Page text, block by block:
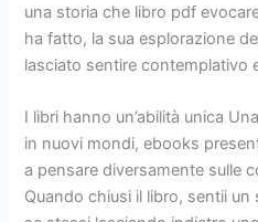
una storia che libro pdf
ha fatto, la sua esplorazione
lasciato sentire contemplativo
I libri hanno un’abilità unica
in nuovi mondi, ebooks
a pensare diversamente sulle
Quando chiusi il libro, sentii